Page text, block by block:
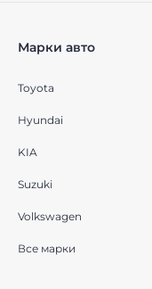
Марки авто
Toyota
Hyundai
KIA
Suzuki
Volkswagen
Все марки